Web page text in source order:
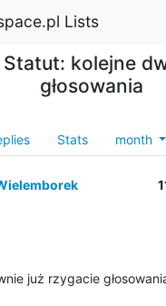
Lists
Statut: kolejne
głosowania
Stats month
już rzygacie